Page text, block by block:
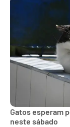
Gatos esperam
neste sábado